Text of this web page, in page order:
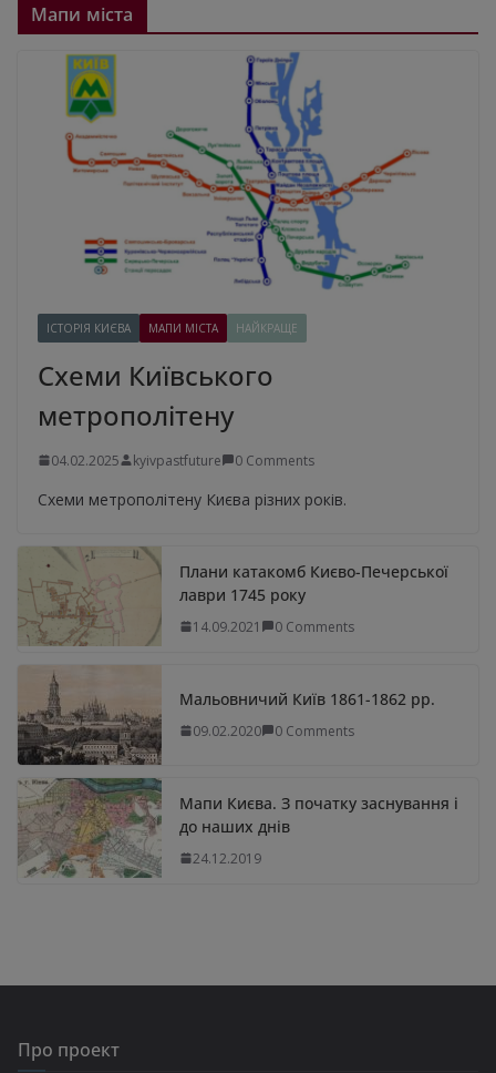
Мапи міста
ІСТОРІЯ КИЄВА МАПИ МІСТА НАЙКРАЩЕ
Схеми Київського
метрополітену
04.02.2025 kyivpastfuture 0 Comments
Схеми метрополітену Києва різних років.
Плани катакомб Києво-Печерської
лаври 1745 року
14.09.2021 0 Comments
Мальовничий Київ 1861-1862 рр.
09.02.2020 0 Comments
Мапи Києва. З початку заснування і
до наших днів
24.12.2019
Про проект